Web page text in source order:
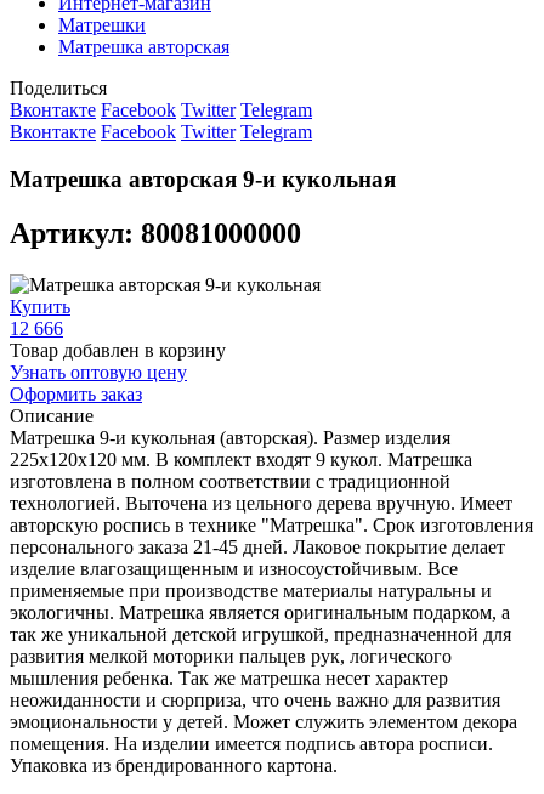
Матрешки
Матрешка авторская
Поделиться
Вконтакте Facebook Twitter Telegram
Вконтакте Facebook Twitter Telegram
Матрешка авторская 9-и кукольная
Артикул: 80081000000
Купить
12 666
Товар добавлен в корзину
Узнать оптовую цену
Оформить заказ
Описание
Матрешка 9-и кукольная (авторская). Размер изделия
225х120х120 мм. В комплект входят 9 кукол. Матрешка
изготовлена в полном соответствии с традиционной
технологией. Выточена из цельного дерева вручную. Имеет
авторскую роспись в технике "Матрешка". Срок изготовления
персонального заказа 21-45 дней. Лаковое покрытие делает
изделие влагозащищенным и износоустойчивым. Все
применяемые при производстве материалы натуральны и
экологичны. Матрешка является оригинальным подарком, а
так же уникальной детской игрушкой, предназначенной для
развития мелкой моторики пальцев рук, логического
мышления ребенка. Так же матрешка несет характер
неожиданности и сюрприза, что очень важно для развития
эмоциональности у детей. Может служить элементом декора
помещения. На изделии имеется подпись автора росписи.
Упаковка из брендированного картона.